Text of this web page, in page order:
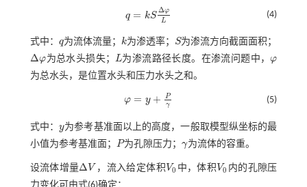
q = kS
Δφ
L
q=kS ∆φL (4)
式中： q
q为流体流量； k
k 为渗透率； S
S 为渗流方向截面面积；
Δφ
∆φ 为总水头损失；L
L 为渗流路径长度。在渗流问题中，φ
φ
为总水头，是位置水头和压力水头之和。
φ = y +
P
γ
φ=y+ Pγ (5)
式中： y
y 为参考基准面以上的高度，一般取模型纵坐标的最
小值为参考基准面； P
P 为孔隙压力；γ
γ为流体的容重。
设流体增量Δ V
∆V ，流入给定体积 V0
V0 中，体积 V0
V0 内的孔隙压